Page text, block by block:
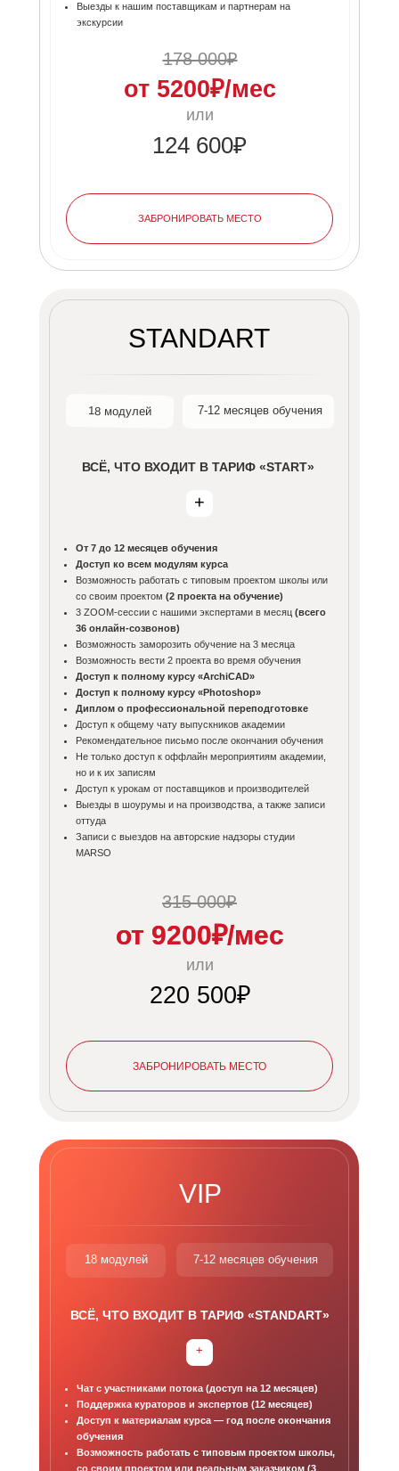
Выезды к нашим поставщикам и партнерам на
экскурсии
От 7 до 12 месяцев обучения
Доступ ко всем модулям курса
Возможность работать с типовым проектом школы или
со своим проектом (2 проекта на обучение)
3 ZOOM-сессии с нашими экспертами в месяц (всего
36 онлайн-созвонов)
Возможность заморозить обучение на 3 месяца
Возможность вести 2 проекта во время обучения
Доступ к полному курсу «ArchiCAD»
Доступ к полному курсу «Photoshop»
Диплом о профессиональной переподготовке
Доступ к общему чату выпускников академии
Рекомендательное письмо после окончания обучения
Не только доступ к оффлайн мероприятиям академии,
но и к их записям
Доступ к урокам от поставщиков и производителей
Выезды в шоурумы и на производства, а также записи
оттуда
Записи с выездов на авторские надзоры студии
MARSO
STANDART
Чат с участниками потока (доступ на 12 месяцев)
Поддержка кураторов и экспертов (12 месяцев)
Доступ к материалам курса — год после окончания
обучения
Возможность работать с типовым проектом школы,
со своим проектом или реальным заказчиком (3
VIP
178 000₽
124 600₽
от 5200₽/мес
ЗАБРОНИРОВАТЬ МЕСТО
ЗАБРОНИРОВАТЬ МЕСТО
7-12 месяцев обучения
18 модулей
7-12 месяцев обучения
18 модулей
ВСЁ, ЧТО ВХОДИТ В ТАРИФ «START»
+
ВСЁ, ЧТО ВХОДИТ В ТАРИФ «STANDART»
+
или
315 000₽
220 500₽
от 9200₽/мес
или